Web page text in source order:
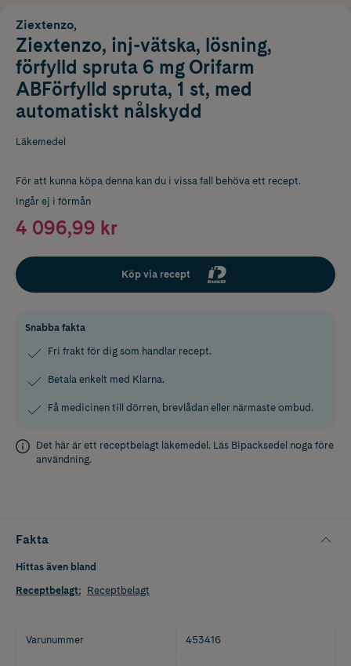
Ziextenzo,
Ziextenzo, inj-vätska, lösning,
förfylld spruta 6 mg Orifarm
ABFörfylld spruta, 1 st, med
automatiskt nålskydd
Läkemedel
För att kunna köpa denna kan du i vissa fall behöva ett recept.
Ingår ej i förmån
4 096,99 kr
Köp via recept
Snabba fakta
Fri frakt för dig som handlar recept.
Betala enkelt med Klarna.
Få medicinen till dörren, brevlådan eller närmaste ombud.
Det här är ett receptbelagt läkemedel. Läs Bipacksedel noga före
användning.
Fakta
Hittas även bland
Receptbelagt: Receptbelagt
Varunummer 453416